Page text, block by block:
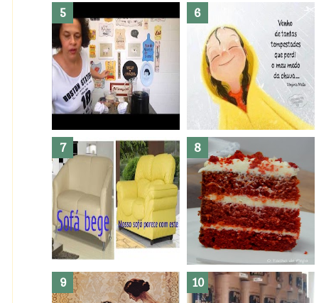
Dez bolos pra fazer antes de
morrer !
Haters, como surgiram?
Como fazer leites vegetais ? O medo que habita em nós.